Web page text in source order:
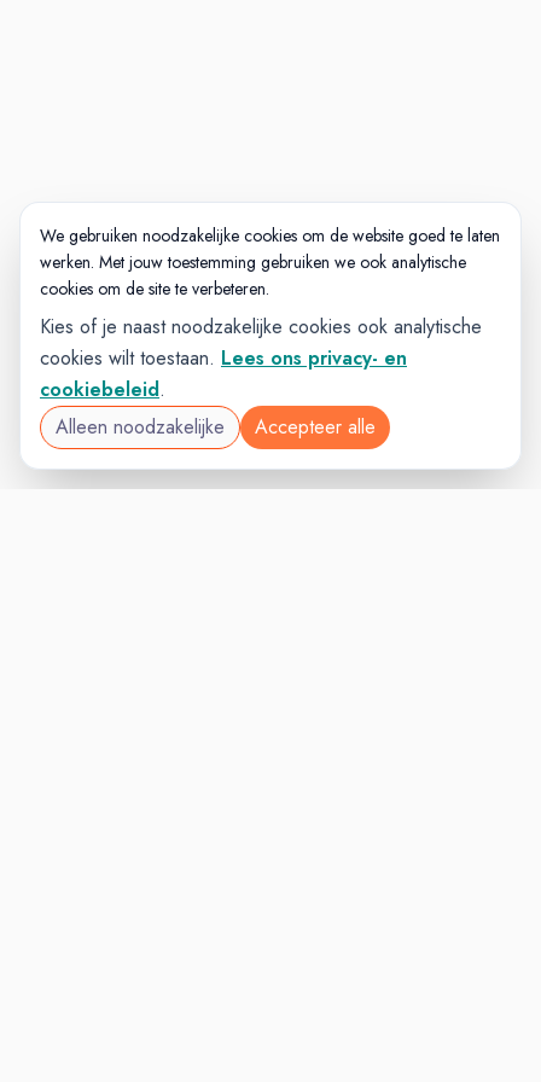
We gebruiken noodzakelijke cookies om de website goed te laten
werken. Met jouw toestemming gebruiken we ook analytische
cookies om de site te verbeteren.
Kies of je naast noodzakelijke cookies ook analytische
cookies wilt toestaan. Lees ons privacy- en
cookiebeleid.
Alleen noodzakelijke
Accepteer alle